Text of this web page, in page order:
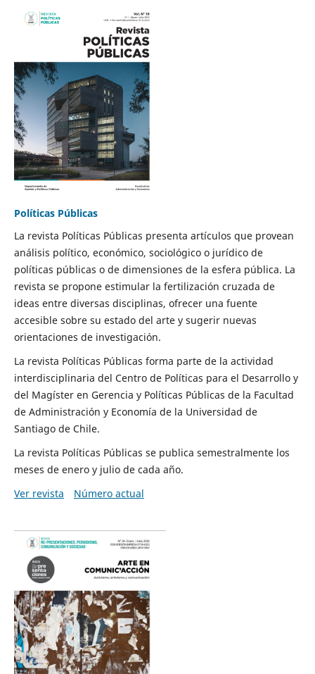
Políticas Públicas
La revista Políticas Públicas presenta artículos que provean
análisis político, económico, sociológico o jurídico de
políticas públicas o de dimensiones de la esfera pública. La
revista se propone estimular la fertilización cruzada de
ideas entre diversas disciplinas, ofrecer una fuente
accesible sobre su estado del arte y sugerir nuevas
orientaciones de investigación.
La revista Políticas Públicas forma parte de la actividad
interdisciplinaria del Centro de Políticas para el Desarrollo y
del Magíster en Gerencia y Políticas Públicas de la Facultad
de Administración y Economía de la Universidad de
Santiago de Chile.
La revista Políticas Públicas se publica semestralmente los
meses de enero y julio de cada año.
Ver revista
Número actual